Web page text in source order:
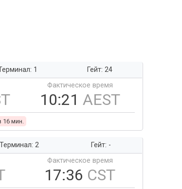
1
Гейт: 24
Фактическое время
10:21 AEST
16 мин.
Терминал: 2
Гейт: -
Фактическое время
17:36 CST